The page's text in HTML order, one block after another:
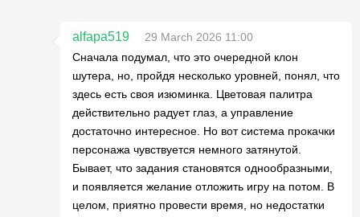
alfapa519
29 March 2026 11:00
Сначала подумал, что это очередной клон
шутера, но, пройдя несколько уровней, понял, что
здесь есть своя изюминка. Цветовая палитра
действительно радует глаз, а управление
достаточно интересное. Но вот система прокачки
персонажа чувствуется немного затянутой.
Бывает, что задания становятся однообразными,
и появляется желание отложить игру на потом. В
целом, приятно провести время, но недостатки